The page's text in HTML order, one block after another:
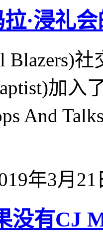
·浸礼
Blazers)
加入
And
年3月21
没有CJ